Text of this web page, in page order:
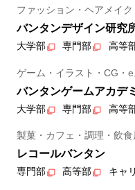
ファッション・ヘアメイ
バンタンデザイン研究
大学部 専門部 高等
ゲーム・イラスト・CG・
バンタンゲームアカデ
大学部 専門部 高等
製菓・カフェ・調理・飲食
レコールバンタン
専門部 高等部 キャ